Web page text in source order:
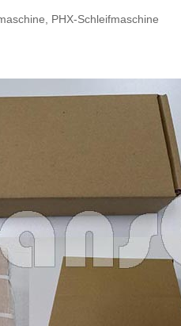
PHX-Schleifmaschine